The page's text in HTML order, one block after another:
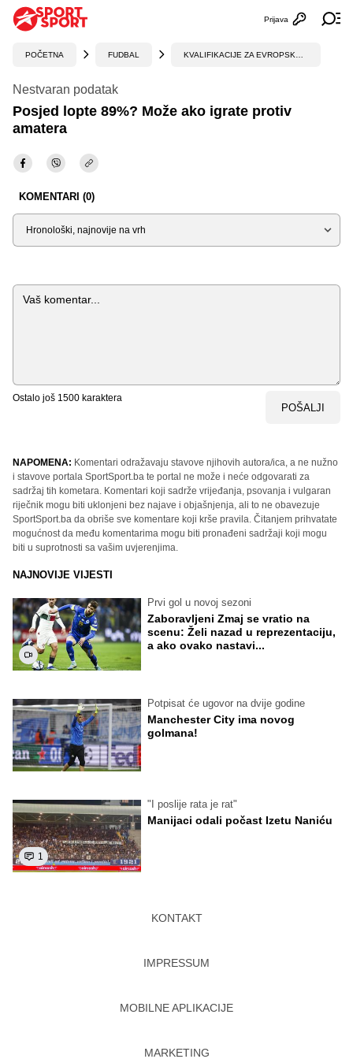
Otvori
Prijava
POČETNA FUDBAL
Nestvaran podatak
Posjed lopte 89%? Može ako igrate protiv
amatera
KOMENTARI (0)
Sortiraj
Komentar
Ostalo još 1500 karaktera
POŠALJI
NAPOMENA: Komentari odražavaju stavove njihovih autora/ica, a ne nužno
i stavove portala SportSport.ba te portal ne može i neće odgovarati za
sadržaj tih kometara. Komentari koji sadrže vrijeđanja, psovanja i vulgaran
riječnik mogu biti uklonjeni bez najave i objašnjenja, ali to ne obavezuje
SportSport.ba da obriše sve komentare koji krše pravila. Čitanjem prihvatate
mogućnost da među komentarima mogu biti pronađeni sadržaji koji mogu
biti u suprotnosti sa vašim uvjerenjima.
NAJNOVIJE VIJESTI
Prvi gol u novoj sezoni
Zaboravljeni Zmaj se vratio na
scenu: Želi nazad u reprezentaciju,
a ako ovako nastavi...
Potpisat će ugovor na dvije godine
Manchester City ima novog
golmana!
1
"I poslije rata je rat"
Manijaci odali počast Izetu Naniću
KONTAKT
IMPRESSUM
MOBILNE APLIKACIJE
MARKETING